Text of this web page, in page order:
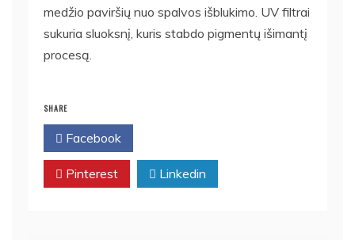
medžio paviršių nuo spalvos išblukimo. UV filtrai
sukuria sluoksnį, kuris stabdo pigmentų išimantį
procesą.
SHARE
Facebook
Pinterest Linkedin